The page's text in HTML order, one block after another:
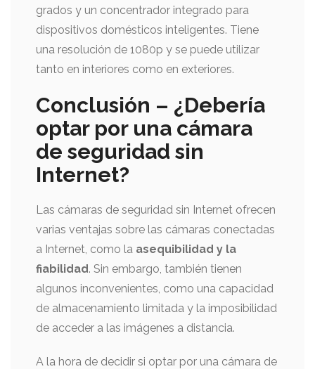
grados y un concentrador integrado para
dispositivos domésticos inteligentes. Tiene
una resolución de 1080p y se puede utilizar
tanto en interiores como en exteriores.
Conclusión – ¿Debería
optar por una cámara
de seguridad sin
Internet?
Las cámaras de seguridad sin Internet ofrecen
varias ventajas sobre las cámaras conectadas
a Internet, como la asequibilidad y la
fiabilidad. Sin embargo, también tienen
algunos inconvenientes, como una capacidad
de almacenamiento limitada y la imposibilidad
de acceder a las imágenes a distancia.
A la hora de decidir si optar por una cámara de